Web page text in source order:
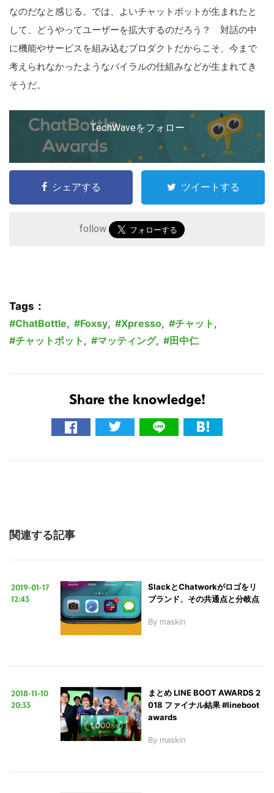
なのだなと感じる。では、よいチャットボットが生まれたと
して、どうやってユーザーを拡大するのだろう？ 対話の中
に機能やサービスを組み込むプロダクトだからこそ、今まで
考えられなかったようなバイラルの仕組みなどが生まれてき
そうだ。
TechWaveをフォロー
シェアする ツイートする
follow
Tags：
ChatBottle, Foxsy, Xpresso, チャット ,
チャットボット , マッティング, 田中仁
Share the knowledge!
関連する記事
2019-01-17
12:43
SlackとChatworkがロゴをリ
ブランド、その共通点と分岐点
By maskin
2018-11-10
20:33
まとめ LINE BOOT AWARDS 2
018 ファイナル結果 #lineboot
awards
By maskin